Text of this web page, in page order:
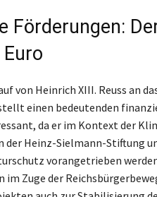
Förderungen:
von Heinrich XIII. Reuss an
einen bedeutenden
da er im Kontext der
der Heinz-Sielmann-Stiftung
vorangetrieben
im Zuge der